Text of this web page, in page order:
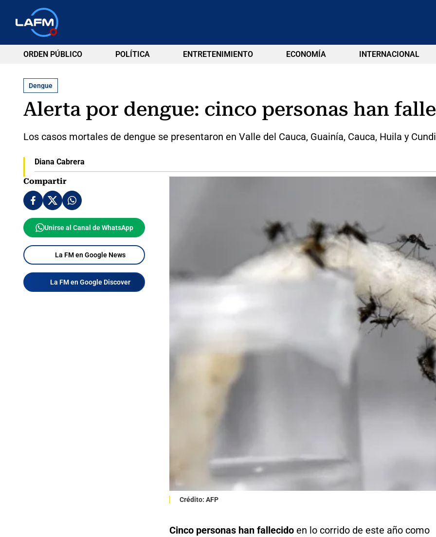
ORDEN PÚBLICO POLÍTICA ENTRETENIMIENTO ECONOMÍA INTERNACIONAL
Dengue
Alerta por dengue: cinco personas han
Los casos mortales de dengue se presentaron en Valle del Cauca, Guainía, Cauca, Huila y
Diana Cabrera
Compartir
Unirse al Canal de WhatsApp
La FM en Google News
La FM en Google Discover
Crédito: AFP
Cinco personas han fallecido en lo corrido de este año como